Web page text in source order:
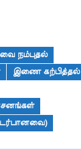
நம்புதல்
இணை கற்பித்தல்